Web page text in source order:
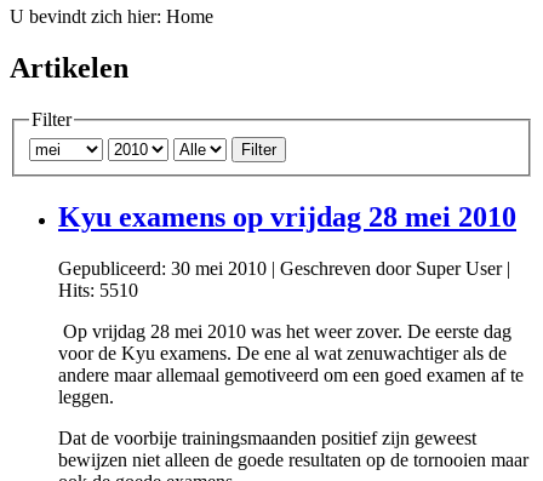
U bevindt zich hier: Home
Artikelen
Filter
Filter
Kyu examens op vrijdag 28 mei 2010
Gepubliceerd: 30 mei 2010 | Geschreven door Super User|
Hits: 5510
Op vrijdag 28 mei 2010 was het weer zover. De eerste dag
voor de Kyu examens. De ene al wat zenuwachtiger als de
andere maar allemaal gemotiveerd om een goed examen af te
leggen.
Dat de voorbije trainingsmaanden positief zijn geweest
bewijzen niet alleen de goede resultaten op de tornooien maar